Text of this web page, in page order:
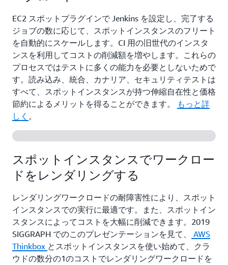
EC2 スポットプラグインで Jenkins を設定し、完了する
ジョブの数に応じて、スポットインスタンスのフリート
を自動的にスケールします。CI 用の旧世代のインスタ
ンスを利用してコストの削減額を増やします。これらの
プロセスではテストに多くの能力を必要としないためで
す。読み込み、統合、カナリア、セキュリティテストは
すべて、スポットインスタンスが持つ伸縮自在性と価格
節約によるメリットを得ることができます。
もっと詳
しく 。
スポットインスタンスでワークロー
ドをレンダリングする
レンダリングワークロードの耐障害性により、スポット
インスタンスでの実行に最適です。また、スポットイン
スタンスによってコストを大幅に削減できます。2019
SIGGRAPH でのこのプレゼンテーションを見て、
AWS
Thinkbox とスポットインスタンスを使い始めて、クラ
ウドの数分の1のコストでレンダリングワークロードを